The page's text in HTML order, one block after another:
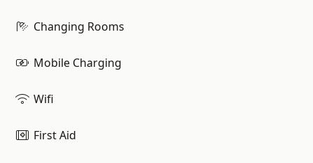
Changing Rooms
Mobile Charging
Wifi
First Aid